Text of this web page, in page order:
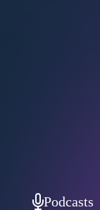
Podcasts